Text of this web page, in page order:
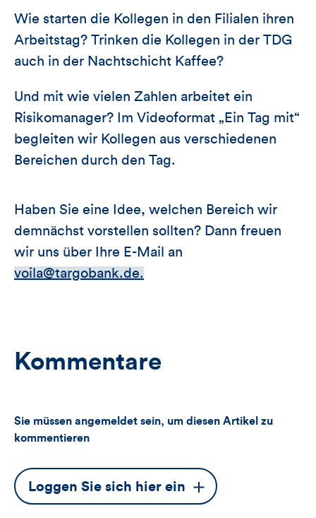
Wie starten die Kollegen in den Filialen ihren
Arbeitstag? Trinken die Kollegen in der TDG
auch in der Nachtschicht Kaffee?
Und mit wie vielen Zahlen arbeitet ein
Risikomanager? Im Videoformat „Ein Tag mit“
begleiten wir Kollegen aus verschiedenen
Bereichen durch den Tag.
Haben Sie eine Idee, welchen Bereich wir
demnächst vorstellen sollten? Dann freuen
wir uns über Ihre E-Mail an
voila@targobank.de.
Kommentare
Sie müssen angemeldet sein, um diesen Artikel zu
kommentieren
Dieser
Button
Loggen Sie sich hier ein